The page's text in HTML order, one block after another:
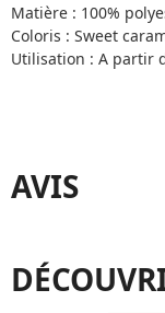
Matière : 100%
Coloris : Sweet
Utilisation : A partir
AVIS